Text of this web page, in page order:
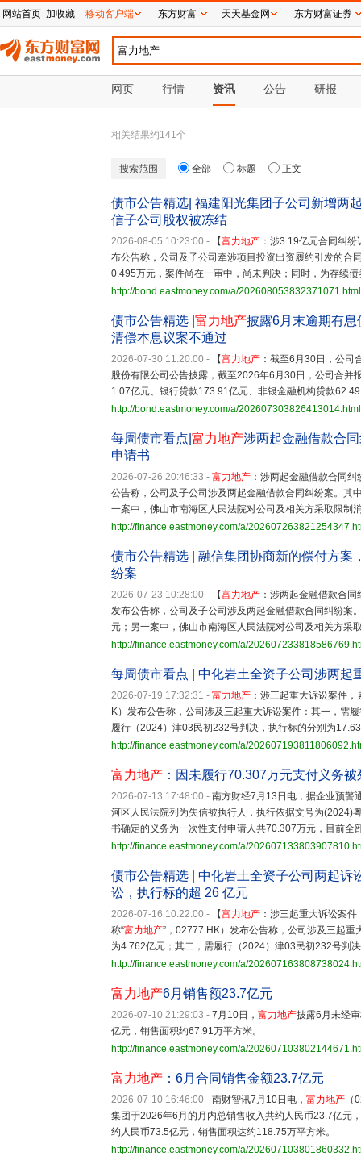
网页 行情 资讯 公告 研报
相关结果约141个
搜索范围 全部 标题 正文
债市公告精选| 福建阳光集团子公司新增两
信子公司股权被冻结
2026-08-05 10:23:00 - 【富力地产 ：涉3.19亿元合同纠
布公告称，公司及子公司牵涉项目投资出资履约引发的
0.495万元，案件尚在一审中，尚未判决；同时，为存续
http://bond.eastmoney.com/a/202608053832371071.html
债市公告精选 | 富力地产披露6月末逾期有息
清偿本息议案不通过
2026-07-30 11:20:00 - 【富力地产 ：截至6月30日，公
股份有限公司公告披露，截至2026年6月30日，公司合
1.07亿元、银行贷款173.91亿元、非银金融机构贷款62.49
http://bond.eastmoney.com/a/202607303826413014.html
每周债市看点| 富力地产涉两起金融借款合
申请书
2026-07-26 20:46:33 - 富力地产 ：涉两起金融借款合
公告称，公司及子公司涉及两起金融借款合同纠纷案。其
一案中，佛山市南海区人民法院对公司及相关方采取限制
http://finance.eastmoney.com/a/
债市公告精选 | 融信集团协商新的偿付方案
纷案
2026-07-23 10:28:00 - 【富力地产 ：涉两起金融借款
发布公告称，公司及子公司涉及两起金融借款合同纠纷案
元；另一案中，佛山市南海区人民法院对公司及相关方采
http://finance.eastmoney.com/a/
每周债市看点 | 中化岩土全资子公司涉两起
2026-07-19 17:32:31 - 富力地产 ：涉三起重大诉讼案
K）发布公告称，公司涉及三起重大诉讼案件：其一，需
履行（2024）津03民初232号判决，执行标的分别为
http://finance.eastmoney.com/a/
富力地产 ：因未履行70.307万元支付义务
2026-07-13 17:48:00 - 南方财经7月13日电，据企业预警
河区人民法院列为失信被执行人，执行依据文号为
书确定的义务为一次性支付申请人共70.307万元，目前全
http://finance.eastmoney.com/a/
债市公告精选 | 中化岩土全资子公司两起诉
讼，执行标的超 26 亿元
2026-07-16 10:22:00 - 【富力地产 ：涉三起重大诉讼案
称“富力地产”，02777.HK）发布公告称，公司涉及三起
为4.762亿元；其二，需履行（2024）津03民初232号判
http://finance.eastmoney.com/a/
富力地产6月销售额23.7亿元
2026-07-10 21:29:03 - 7月10日， 富力地产披露6月未经
亿元，销售面积约67.91万平方米。
http://finance.eastmoney.com/a/
富力地产 ：6月合同销售金额23.7亿元
2026-07-10 16:46:00 - 南财智讯7月10日电， 富力地产
集团于2026年6月的月内总销售收入共约人民币23.7亿元
约人民币73.5亿元，销售面积达约118.75万平方米。
http://finance.eastmoney.com/a/
网站首页 加收藏 移动客户端 东方财富 天天基金网 东方财富证券